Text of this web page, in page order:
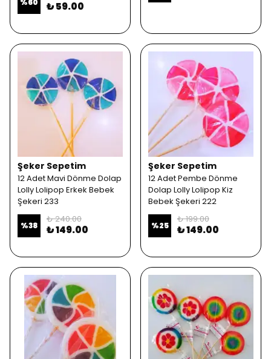
%60 ₺ 59.00
Şeker Sepetim
12 Adet Mavi Dönme Dolap
Lolly Lolipop Erkek Bebek
Şekeri 233
%38
₺ 240.00
₺ 149.00
Şeker Sepetim
12 Adet Pembe Dönme
Dolap Lolly Lolipop Kiz
Bebek Şekeri 222
%25
₺ 199.00
₺ 149.00